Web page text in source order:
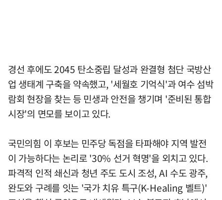
경선 후에도 2045 탄소중립 달성과 완결형 첨단 국방산
업 생태계 구축을 약속했고, '세월호 기억식'과 여수 섬박
람회 현장을 찾는 등 민생과 안전을 챙기며 '준비된 통합
시장'의 면모를 보이고 있다.
국민의힘 이 후보는 민주당 독점을 타파해야 지역 발전
이 가능하다는 논리로 '30% 선거 혁명'을 외치고 있다.
파격적 인적 쇄신과 청년 주도 도시 조성, AI 수도 광주,
완도와 구례를 잇는 '국가 치유 특구(K-Healing 벨트)'